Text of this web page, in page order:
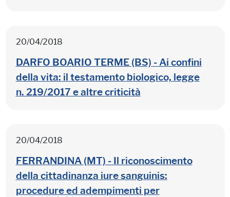
20/04/2018
DARFO BOARIO TERME (BS) - Ai confini
della vita: il testamento biologico, legge
n. 219/2017 e altre criticità
20/04/2018
FERRANDINA (MT) - Il riconoscimento
della cittadinanza iure sanguinis:
procedure ed adempimenti per